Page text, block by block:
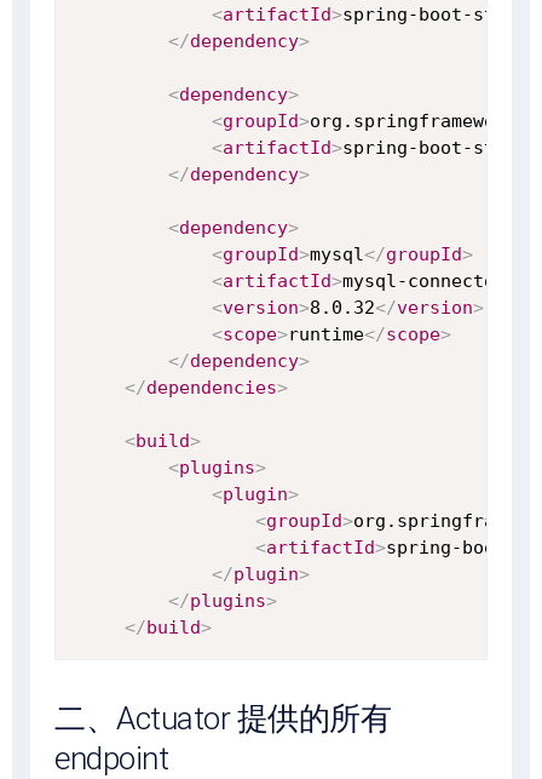
<artifactId>spring-boot-
</dependency>
<dependency>
<groupId>
<artifactId>spring-boot-
</dependency>
<dependency>
<groupId>mysql</groupId>
<artifactId>mysql-connector-
<version>8.0.32</version>
<scope>runtime</scope>
</dependency>
</dependencies>
<build>
<plugins>
<plugin>
<groupId>
<artifactId>spring-boot-
</plugin>
</plugins>
</build>
二、Actuator 提供的所有
endpoint